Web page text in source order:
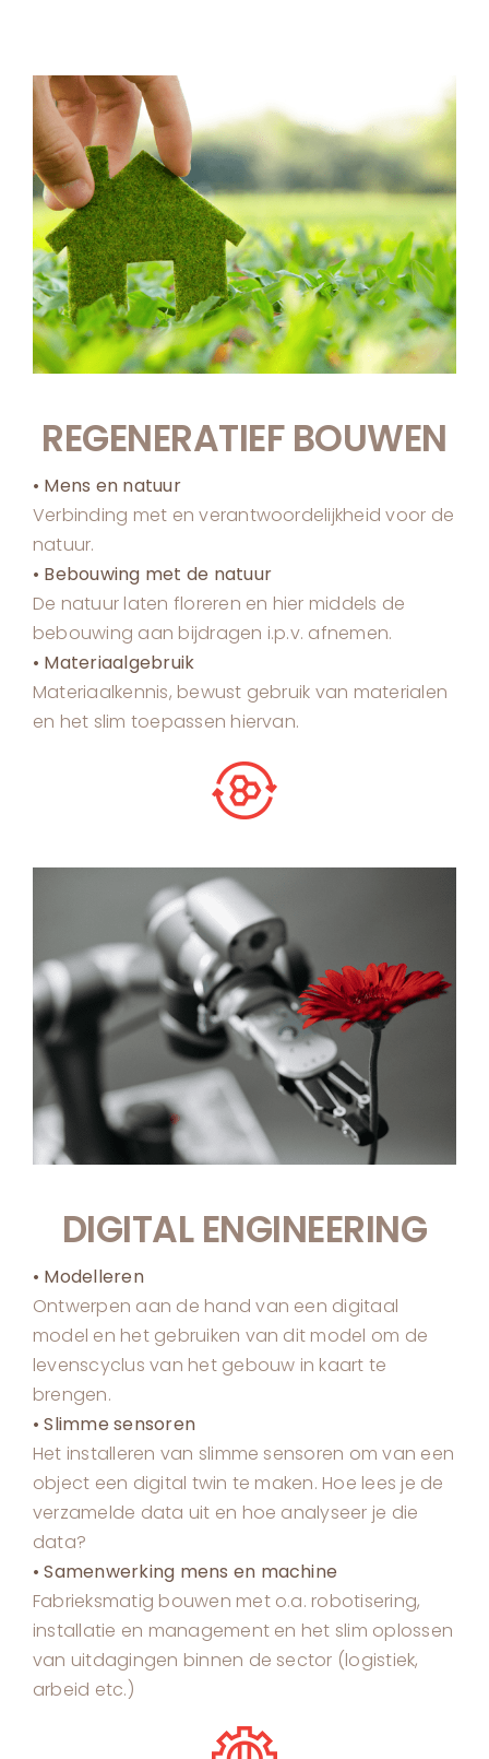
REGENERATIEF BOUWEN
• Mens en natuur
Verbinding met en verantwoordelijkheid voor de
natuur.
• Bebouwing met de natuur
De natuur laten floreren en hier middels de
bebouwing aan bijdragen i.p.v. afnemen.
• Materiaalgebruik
Materiaalkennis, bewust gebruik van materialen
en het slim toepassen hiervan.
DIGITAL ENGINEERING
• Modelleren
Ontwerpen aan de hand van een digitaal
model en het gebruiken van dit model om de
levenscyclus van het gebouw in kaart te
brengen.
• Slimme sensoren
Het installeren van slimme sensoren om van een
object een digital twin te maken. Hoe lees je de
verzamelde data uit en hoe analyseer je die
data?
• Samenwerking mens en machine
Fabrieksmatig bouwen met o.a. robotisering,
installatie en management en het slim oplossen
van uitdagingen binnen de sector (logistiek,
arbeid etc.)